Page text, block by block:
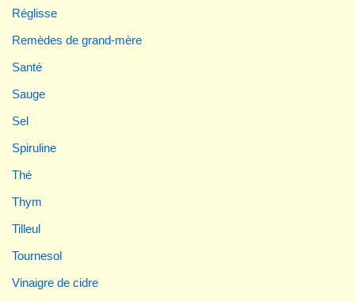
Réglisse
Remèdes de grand-mère
Santé
Sauge
Sel
Spiruline
Thé
Thym
Tilleul
Tournesol
Vinaigre de cidre